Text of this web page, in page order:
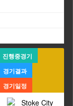
진행중경기
경기결과
경기일정